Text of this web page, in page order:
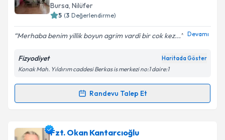
Kişisel verilerimin işlenmesine ilişkinAydınlatma
kapsamda işlenmesini kabul ediyorum.
Takvim Talebini Gönder
Bursa, Nilüfer
5 (3 Değerlendirme)
Merhaba benim yillik boyun agrim vardi bir cok kez... Devamı
Fizyodiyet Haritada Göster
Konak Mah. Yıldırım caddesi Berkas is merkezi no:1 daire:1
Randevu Talep Et
Randevu Takvimi Talebi
Fzt. Merve Sekbaniçin randevu takvimi talebi
Fzt. Okan Kantarcıoğlu